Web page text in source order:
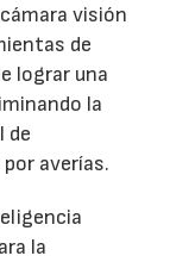
visión
de
lograr una
la
de
averías.
la